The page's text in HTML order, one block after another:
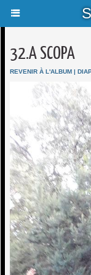
32.A SCOPA
REVENIR À L'ALBUM |